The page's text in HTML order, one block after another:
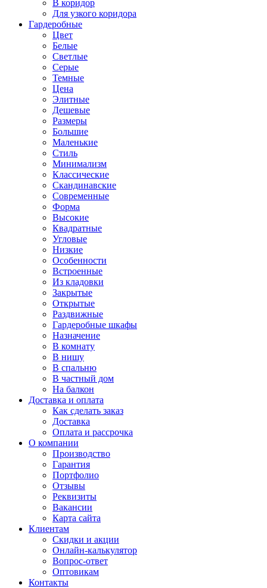
В коридор
Для узкого коридора
Гардеробные
Цвет
Белые
Светлые
Серые
Темные
Цена
Элитные
Дешевые
Размеры
Большие
Маленькие
Стиль
Минимализм
Классические
Скандинавские
Современные
Форма
Высокие
Квадратные
Угловые
Низкие
Особенности
Встроенные
Из кладовки
Закрытые
Открытые
Раздвижные
Гардеробные шкафы
Назначение
В комнату
В нишу
В спальню
В частный дом
На балкон
Доставка и оплата
Как сделать заказ
Доставка
Оплата и рассрочка
О компании
Производство
Гарантия
Портфолио
Отзывы
Реквизиты
Вакансии
Карта сайта
Клиентам
Скидки и акции
Онлайн-калькулятор
Вопрос-ответ
Оптовикам
Контакты